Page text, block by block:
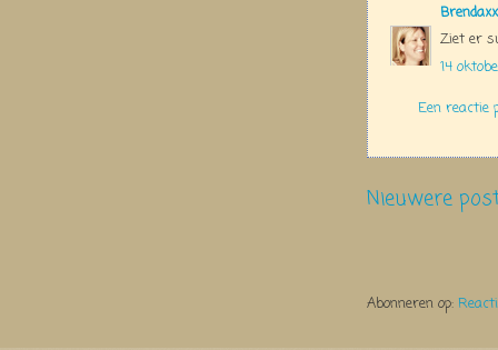
Brendaxx
Ziet er
14
Een reactie
Nieuwere
Abonneren op: